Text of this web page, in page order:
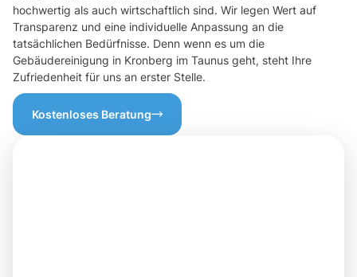
hochwertig als auch wirtschaftlich sind. Wir legen Wert auf
Transparenz und eine individuelle Anpassung an die
tatsächlichen Bedürfnisse. Denn wenn es um die
Gebäudereinigung in Kronberg im Taunus geht, steht Ihre
Zufriedenheit für uns an erster Stelle.
Kostenloses Beratung